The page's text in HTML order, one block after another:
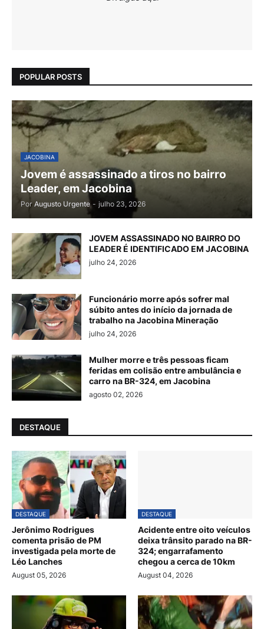
POPULAR POSTS
JACOBINA
Jovem é assassinado a tiros no bairro
Leader, em Jacobina
Por Augusto Urgente - julho 23, 2026
JOVEM ASSASSINADO NO BAIRRO DO
LEADER É IDENTIFICADO EM JACOBINA
julho 24, 2026
Funcionário morre após sofrer mal
súbito antes do início da jornada de
trabalho na Jacobina Mineração
julho 24, 2026
Mulher morre e três pessoas ficam
feridas em colisão entre ambulância e
carro na BR-324, em Jacobina
agosto 02, 2026
DESTAQUE
DESTAQUE
Jerônimo Rodrigues
comenta prisão de PM
investigada pela morte de
Léo Lanches
August 05, 2026
DESTAQUE
Acidente entre oito veículos
deixa trânsito parado na BR-
324; engarrafamento
chegou a cerca de 10km
August 04, 2026